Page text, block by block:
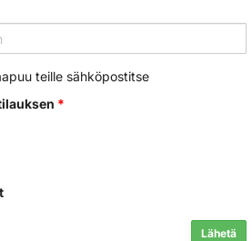
teille sähköpostitse
*
Lähetä